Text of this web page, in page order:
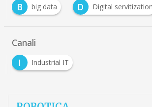
B
big data D Digital servitization
Canali
I
Industrial IT